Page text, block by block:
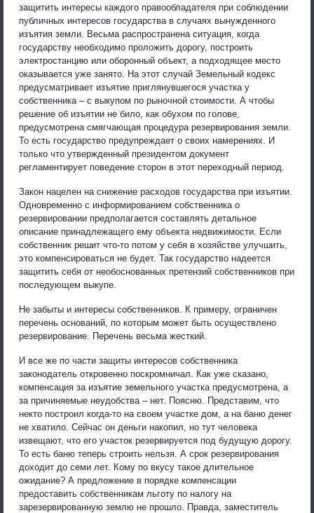
защитить интересы каждого правообладателя при соблюдении
публичных интересов государства в случаях вынужденного
изъятия земли. Весьма распространена ситуация, когда
государству необходимо проложить дорогу, построить
электростанцию или оборонный объект, а подходящее место
оказывается уже занято. На этот случай Земельный кодекс
предусматривает изъятие приглянувшегося участка у
собственника – с выкупом по рыночной стоимости. А чтобы
решение об изъятии не било, как обухом по голове,
предусмотрена смягчающая процедура резервирования земли.
То есть государство предупреждает о своих намерениях. И
только что утвержденный президентом документ
регламентирует поведение сторон в этот переходный период.
Закон нацелен на снижение расходов государства при изъятии.
Одновременно с информированием собственника о
резервировании предполагается составлять детальное
описание принадлежащего ему объекта недвижимости. Если
собственник решит что-то потом у себя в хозяйстве улучшить,
это компенсироваться не будет. Так государство надеется
защитить себя от необоснованных претензий собственников при
последующем выкупе.
Не забыты и интересы собственников. К примеру, ограничен
перечень оснований, по которым может быть осуществлено
резервирование. Перечень весьма жесткий.
И все же по части защиты интересов собственника
законодатель откровенно поскромничал. Как уже сказано,
компенсация за изъятие земельного участка предусмотрена, а
за причиняемые неудобства – нет. Поясню. Представим, что
некто построил когда-то на своем участке дом, а на баню денег
не хватило. Сейчас он деньги накопил, но тут человека
извещают, что его участок резервируется под будущую дорогу.
То есть баню теперь строить нельзя. А срок резервирования
доходит до семи лет. Кому по вкусу такое длительное
ожидание? А предложение в порядке компенсации
предоставить собственникам льготу по налогу на
зарезервированную землю не прошло. Правда, заместитель